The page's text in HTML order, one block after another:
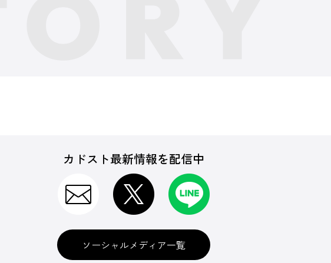
カドスト最新情報を配信中
ソーシャルメディア一覧